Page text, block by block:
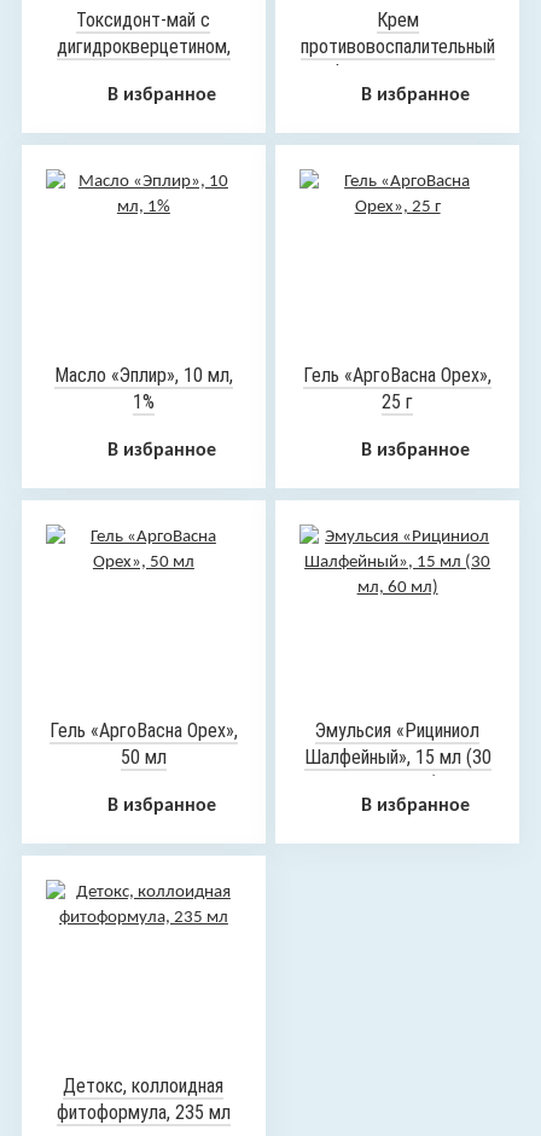
Токсидонт-май с
дигидрокверцетином,
В избранное
Крем
противовоспалительный
«Флорента», 30 мл
В избранное
Масло «Эплир», 10 мл,
1%
В избранное
Гель «АргоВасна Орех»,
25 г
В избранное
Гель «АргоВасна Орех»,
50 мл
В избранное
Эмульсия «Рициниол
Шалфейный», 15 мл (30
мл, 60 мл)
В избранное
Детокс, коллоидная
фитоформула, 235 мл